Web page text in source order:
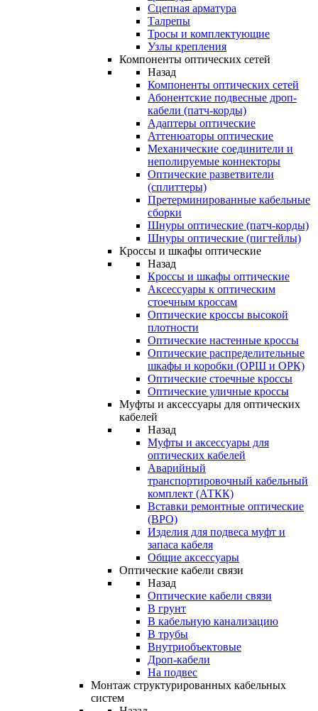
Сцепная арматура
Талрепы
Тросы и комплектующие
Узлы крепления
Компоненты оптических сетей
Назад
Компоненты оптических сетей
Абонентские подвесные дроп-
кабели (патч-корды)
Адаптеры оптические
Аттенюаторы оптические
Механические соединители и
неполируемые коннекторы
Оптические разветвители
(сплиттеры)
Претерминированные кабельные
сборки
Шнуры оптические (патч-корды)
Шнуры оптические (пигтейлы)
Кроссы и шкафы оптические
Назад
Кроссы и шкафы оптические
Аксессуары к оптическим
стоечным кроссам
Оптические кроссы высокой
плотности
Оптические настенные кроссы
Оптические распределительные
шкафы и коробки (ОРШ и ОРК)
Оптические стоечные кроссы
Оптические уличные кроссы
Муфты и аксессуары для оптических
кабелей
Назад
Муфты и аксессуары для
оптических кабелей
Аварийный
транспортировочный кабельный
комплект (АТКК)
Вставки ремонтные оптические
(ВРО)
Изделия для подвеса муфт и
запаса кабеля
Общие аксессуары
Оптические кабели связи
Назад
Оптические кабели связи
В грунт
В кабельную канализацию
В трубы
Внутриобъектовые
Дроп-кабели
На подвес
Монтаж структурированных кабельных
систем